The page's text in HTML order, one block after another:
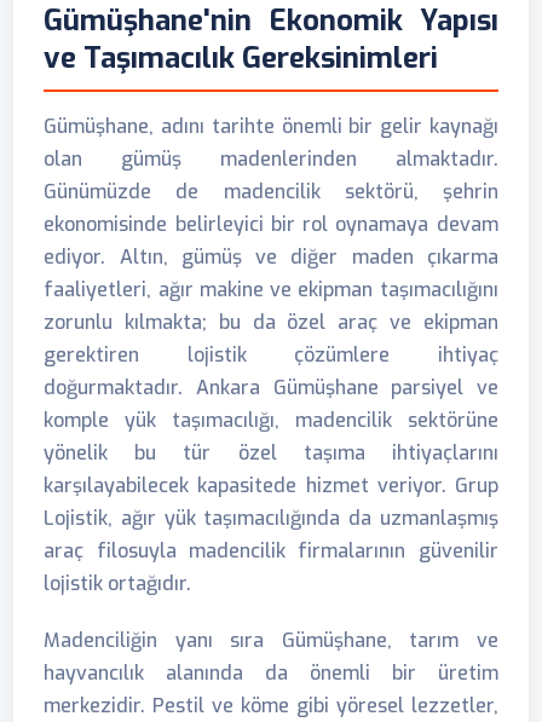
Gümüşhane'nin Ekonomik Yapısı
ve Taşımacılık Gereksinimleri
Gümüşhane, adını tarihte önemli bir gelir kaynağı
olan gümüş madenlerinden almaktadır.
Günümüzde de madencilik sektörü, şehrin
ekonomisinde belirleyici bir rol oynamaya devam
ediyor. Altın, gümüş ve diğer maden çıkarma
faaliyetleri, ağır makine ve ekipman taşımacılığını
zorunlu kılmakta; bu da özel araç ve ekipman
gerektiren lojistik çözümlere ihtiyaç
doğurmaktadır. Ankara Gümüşhane parsiyel ve
komple yük taşımacılığı, madencilik sektörüne
yönelik bu tür özel taşıma ihtiyaçlarını
karşılayabilecek kapasitede hizmet veriyor. Grup
Lojistik, ağır yük taşımacılığında da uzmanlaşmış
araç filosuyla madencilik firmalarının güvenilir
lojistik ortağıdır.
Madenciliğin yanı sıra Gümüşhane, tarım ve
hayvancılık alanında da önemli bir üretim
merkezidir. Pestil ve köme gibi yöresel lezzetler,